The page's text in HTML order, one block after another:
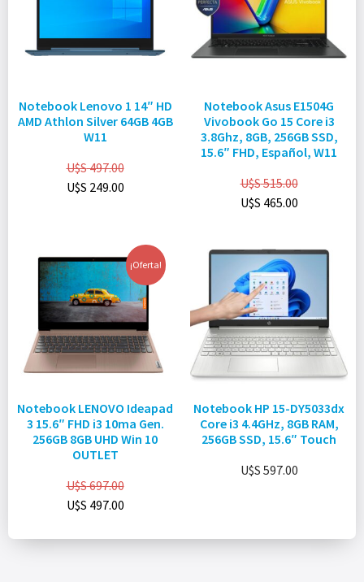
Notebook Lenovo 1 14″ HD
AMD Athlon Silver 64GB 4GB
W11
U$S497.00
U$S 249.00
Notebook Asus E1504G
Vivobook Go 15 Core i3
3.8Ghz, 8GB, 256GB SSD,
15.6″ FHD, Español, W11
U$S515.00
U$S 465.00
¡Oferta!
Notebook LENOVO Ideapad
3 15.6″ FHD i3 10ma Gen.
256GB 8GB UHD Win 10
OUTLET
U$S697.00
U$S 497.00
Notebook HP 15-DY5033dx
Core i3 4.4GHz, 8GB RAM,
256GB SSD, 15.6″ Touch
U$S 597.00